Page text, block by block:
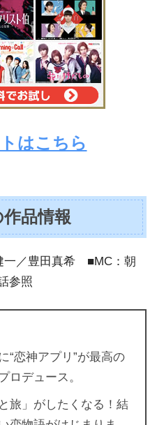
はこちら
作品情報
一／豊田真希 ■MC：朝
参照
“恋神アプリ”が最高の
ロデュース。
旅」がしたくなる！結